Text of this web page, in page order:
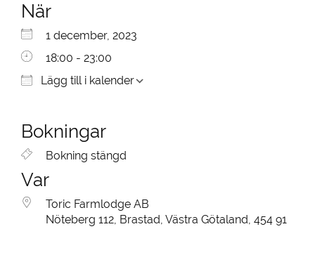
När
1 december, 2023
18:00 - 23:00
Lägg till i kalender
Ladda ner ICS
Bokningar
Bokning stängd
Var
Toric Farmlodge AB
Nöteberg 112, Brastad, Västra Götaland, 454 91